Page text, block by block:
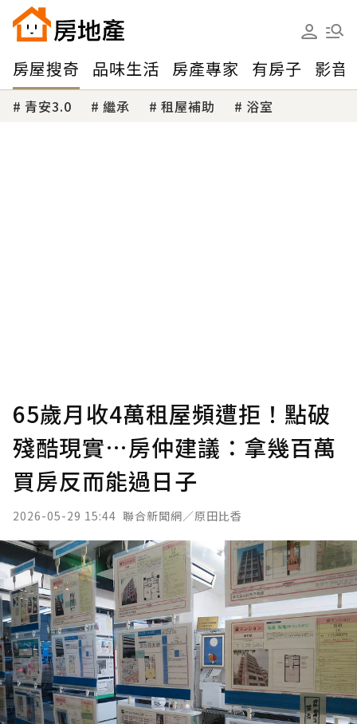
房屋搜奇 品味生活 房產專家 有房子 影音
青安3.0 繼承 租屋補助 浴室
65歲月收4萬租屋頻遭拒！點破
殘酷現實…房仲建議：拿幾百萬
買房反而能過日子
2026-05-29 15:44 聯合新聞網／原田比香